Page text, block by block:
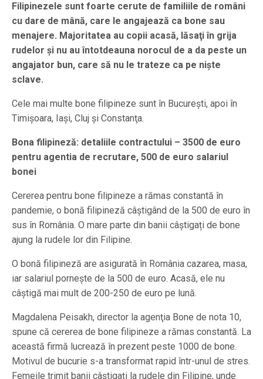
Filipinezele sunt foarte cerute de familiile de români
cu dare de mână, care le angajează ca bone sau
menajere. Majoritatea au copii acasă, lăsaţi în grija
rudelor şi nu au întotdeauna norocul de a da peste un
angajator bun, care să nu le trateze ca pe nişte
sclave.
Cele mai multe bone filipineze sunt în Bucureşti, apoi în
Timişoara, Iaşi, Cluj şi Constanţa.
Bona filipineză: detaliile contractului – 3500 de euro
pentru agentia de recrutare, 500 de euro salariul
bonei
Cererea pentru bone filipineze a rămas constantă în
pandemie, o bonă filipineză câştigând de la 500 de euro în
sus în România. O mare parte din banii câștigați de bone
ajung la rudele lor din Filipine.
O bonă filipineză are asigurată în România cazarea, masa,
iar salariul porneşte de la 500 de euro. Acasă, ele nu
câştigă mai mult de 200-250 de euro pe lună.
Magdalena Peisakh, director la agenţia Bone de nota 10,
spune că cererea de bone filipineze a rămas constantă. La
această firmă lucrează în prezent peste 1000 de bone.
Motivul de bucurie s-a transformat rapid într-unul de stres.
Femeile trimit banii câştigaţi la rudele din Filipine, unde